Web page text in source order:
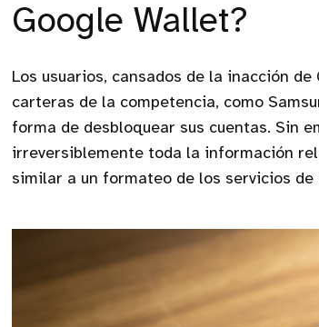
Google Wallet?
Los usuarios, cansados de la inacción
carteras de la competencia, como
forma de desbloquear sus cuentas. Sin
irreversiblemente toda la información
similar a un formateo de los servicios de